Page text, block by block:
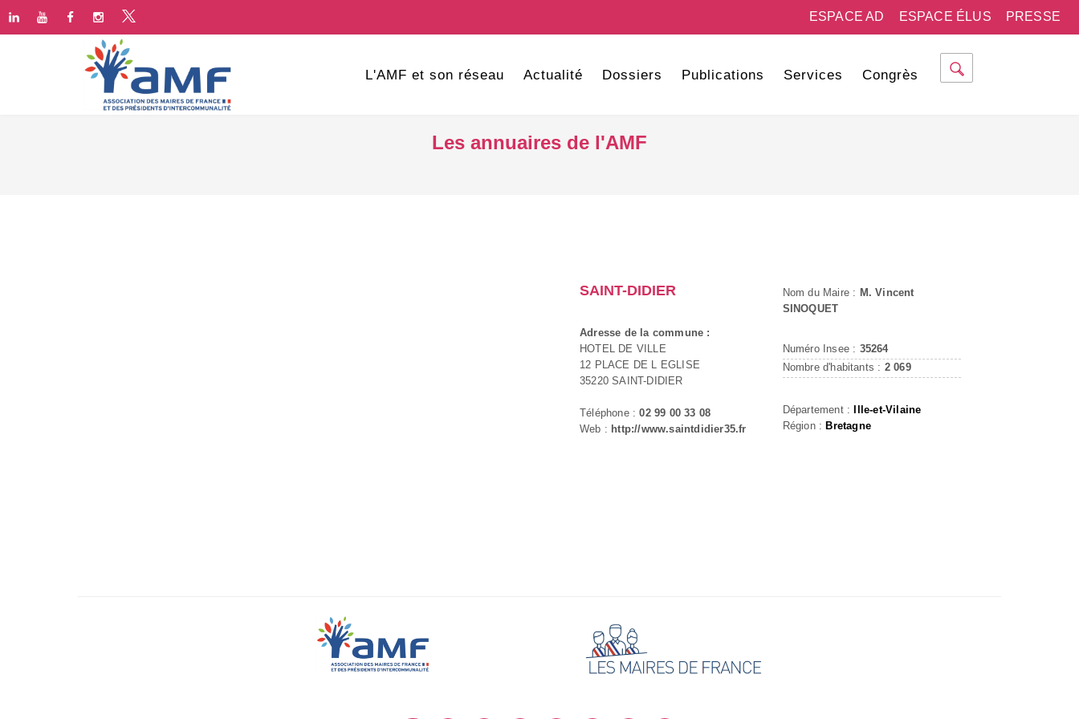
PRESSE
ESPACE ÉLUS
ESPACE AD
L'AMF et son réseau Actualité Dossiers Publications Services Congrès
Les annuaires de l'AMF
SAINT-DIDIER
Adresse de la commune :
HOTEL DE VILLE
12 PLACE DE L EGLISE
35220 SAINT-DIDIER
Téléphone :02 99 00 33 08
Web : http://www.saintdidier35.fr
Nom du Maire : M. Vincent
SINOQUET
Numéro Insee : 35264
Nombre d'habitants : 2 069
Département :
Ille-et-Vilaine
Région : Bretagne